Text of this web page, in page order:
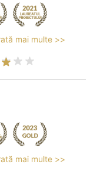
mai multe >>
mai multe >>